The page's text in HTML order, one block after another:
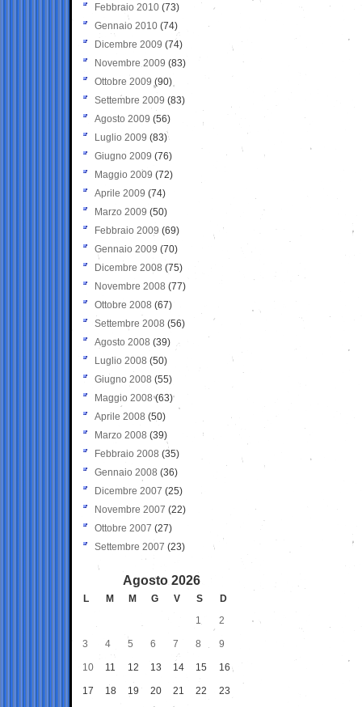
Febbraio 2010 (73)
Gennaio 2010 (74)
Dicembre 2009 (74)
Novembre 2009 (83)
Ottobre 2009 (90)
Settembre 2009 (83)
Agosto 2009 (56)
Luglio 2009 (83)
Giugno 2009 (76)
Maggio 2009 (72)
Aprile 2009 (74)
Marzo 2009 (50)
Febbraio 2009 (69)
Gennaio 2009 (70)
Dicembre 2008 (75)
Novembre 2008 (77)
Ottobre 2008 (67)
Settembre 2008 (56)
Agosto 2008 (39)
Luglio 2008 (50)
Giugno 2008 (55)
Maggio 2008(63)
Aprile 2008 (50)
Marzo 2008 (39)
Febbraio 2008 (35)
Gennaio 2008 (36)
Dicembre 2007 (25)
Novembre 2007 (22)
Ottobre 2007 (27)
Settembre 2007 (23)
Agosto 2026
L M M G V S
D
1
2
3 4 5 6 7 8 9
10 11 12 13 14 15 16
17 18 19 20 21 22 23